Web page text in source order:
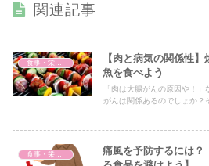
関連記事
【肉と病気の関係性
魚を食べよう
「肉は大腸がんの原因や！
がんは関係あるのでしょか？
食事・栄養・サプリ
痛風を予防するには？